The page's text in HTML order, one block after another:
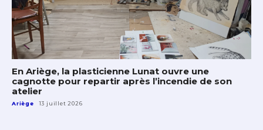
En Ariège, la plasticienne Lunat ouvre une
cagnotte pour repartir après l’incendie de son
atelier
Ariège 13 juillet 2026